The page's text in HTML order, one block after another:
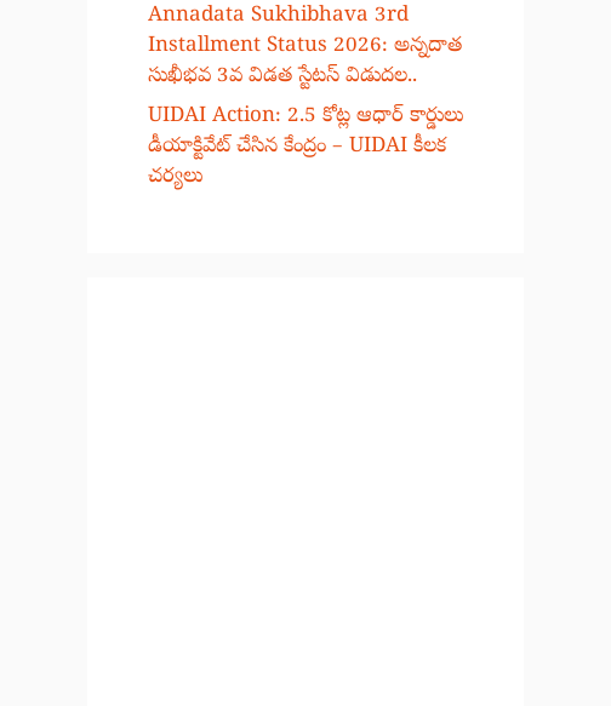
Annadata Sukhibhava 3rd
Installment Status 2026: అన్నదాత
సుఖీభవ 3వ విడత స్టేటస్ విడుదల..
UIDAI Action: 2.5 కోట్ల ఆధార్ కార్డులు
డీయాక్టివేట్ చేసిన కేంద్రం – UIDAI కీలక
చర్యలు